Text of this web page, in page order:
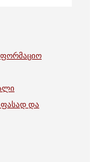
ფასად და